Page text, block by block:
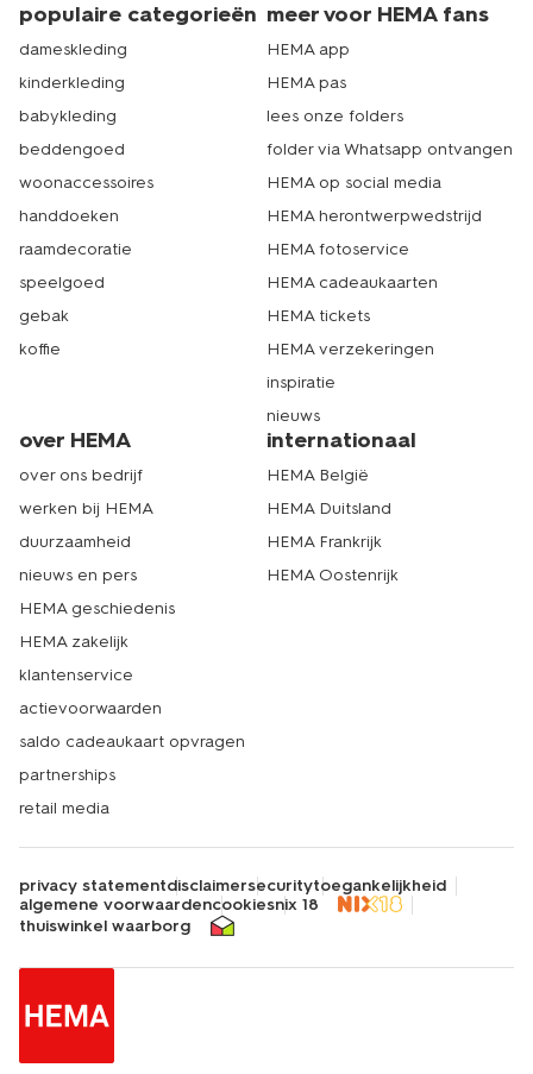
populaire categorieën
dameskleding
kinderkleding
babykleding
beddengoed
woonaccessoires
handdoeken
raamdecoratie
speelgoed
gebak
koffie
meer voor HEMA fans
HEMA app
HEMA pas
lees onze folders
folder via Whatsapp ontvangen
HEMA op social media
HEMA herontwerpwedstrijd
HEMA fotoservice
HEMA cadeaukaarten
HEMA tickets
HEMA verzekeringen
inspiratie
nieuws
over HEMA
over ons bedrijf
werken bij HEMA
duurzaamheid
nieuws en pers
HEMA geschiedenis
HEMA zakelijk
klantenservice
actievoorwaarden
saldo cadeaukaart opvragen
partnerships
retail media
internationaal
HEMA België
HEMA Duitsland
HEMA Frankrijk
HEMA Oostenrijk
privacy statementdisclaimersecuritytoegankelijkheid
algemene voorwaardencookiesnix 18
thuiswinkel waarborg